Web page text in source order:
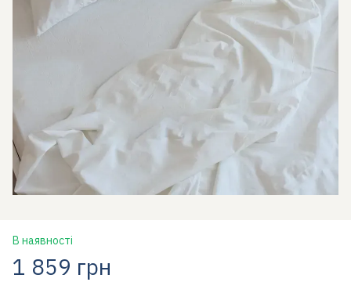
В наявності
1 859 грн